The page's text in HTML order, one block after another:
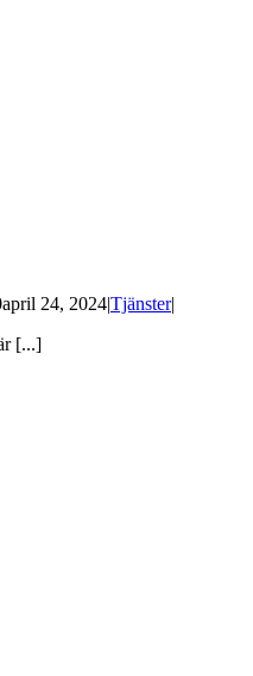
april 24, 2024|Tjänster|
[...]